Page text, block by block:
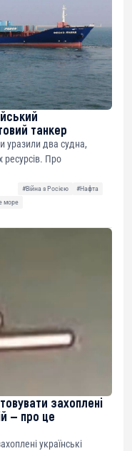
танкер
уразили два судна,
ресурсів. Про
#Війна з Росією
#Нафта
море
захоплені
— про це
українські